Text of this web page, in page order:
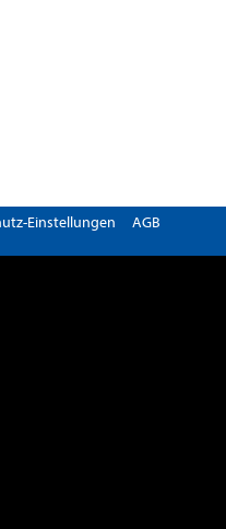
Einstellungen AGB